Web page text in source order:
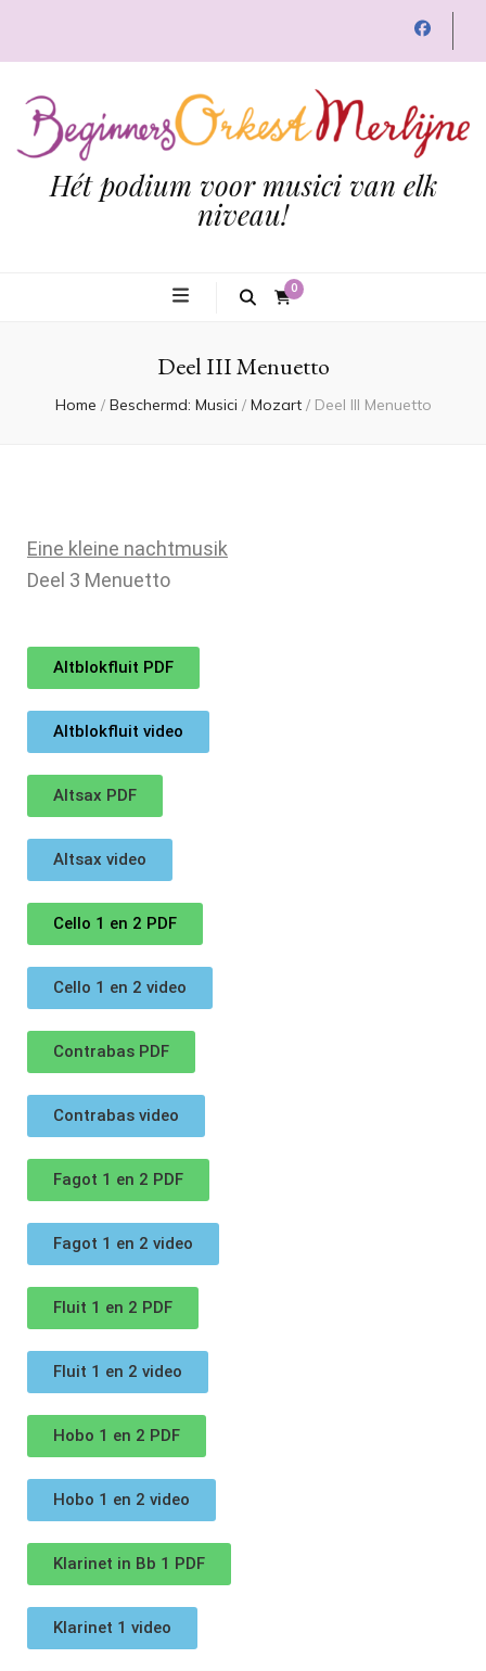
Hét podium voor musici van elk
niveau!
0
Deel III Menuetto
Home / Beschermd: Musici / Mozart / Deel III Menuetto
Eine kleine nachtmusik
Deel 3 Menuetto
Altblokfluit PDF
Altblokfluit video
Altsax PDF
Altsax video
Cello 1 en 2 PDF
Cello 1 en 2 video
Contrabas PDF
Contrabas video
Fagot 1 en 2 PDF
Fagot 1 en 2 video
Fluit 1 en 2 PDF
Fluit 1 en 2 video
Hobo 1 en 2 PDF
Hobo 1 en 2 video
Klarinet in Bb 1 PDF
Klarinet 1 video